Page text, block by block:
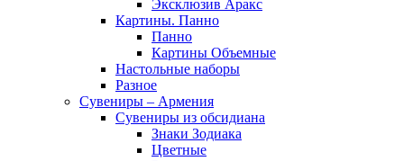
Эксклюзив Аракс
Картины. Панно
Панно
Картины Объемные
Настольные наборы
Разное
Сувениры – Армения
Сувениры из обсидиана
Знаки Зодиака
Цветные